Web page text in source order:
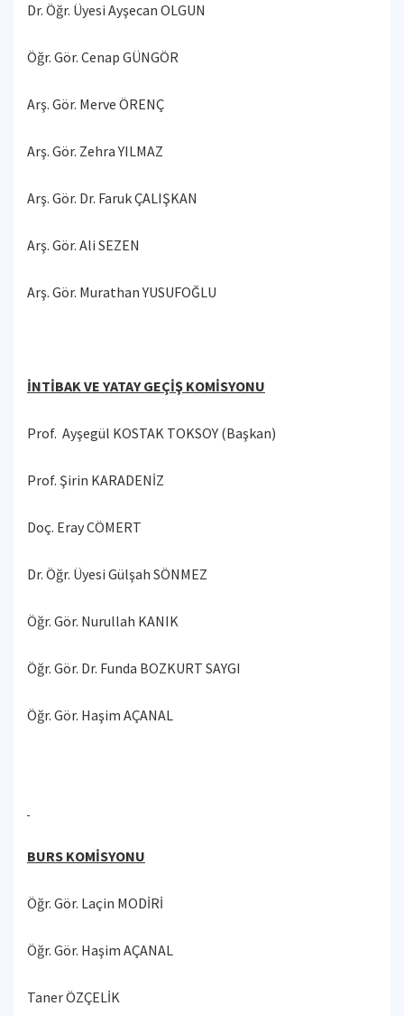
Dr. Öğr. Üyesi Ayşecan OLGUN
Öğr. Gör. Cenap GÜNGÖR
Arş. Gör. Merve ÖRENÇ
Arş. Gör. Zehra YILMAZ
Arş. Gör. Dr. Faruk ÇALIŞKAN
Arş. Gör. Ali SEZEN
Arş. Gör. Murathan YUSUFOĞLU
İNTİBAK VE YATAY GEÇİŞ KOMİSYONU
Prof. Ayşegül KOSTAK TOKSOY (Başkan)
Prof. Şirin KARADENİZ
Doç. Eray CÖMERT
Dr. Öğr. Üyesi Gülşah SÖNMEZ
Öğr. Gör. Nurullah KANIK
Öğr. Gör. Dr. Funda BOZKURT SAYGI
Öğr. Gör. Haşim AÇANAL
BURS KOMİSYONU
Öğr. Gör. Laçin MODİRİ
Öğr. Gör. Haşim AÇANAL
Taner ÖZÇELİK